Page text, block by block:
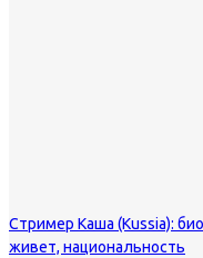
Стример Каша (Kussia):
живет, национальность